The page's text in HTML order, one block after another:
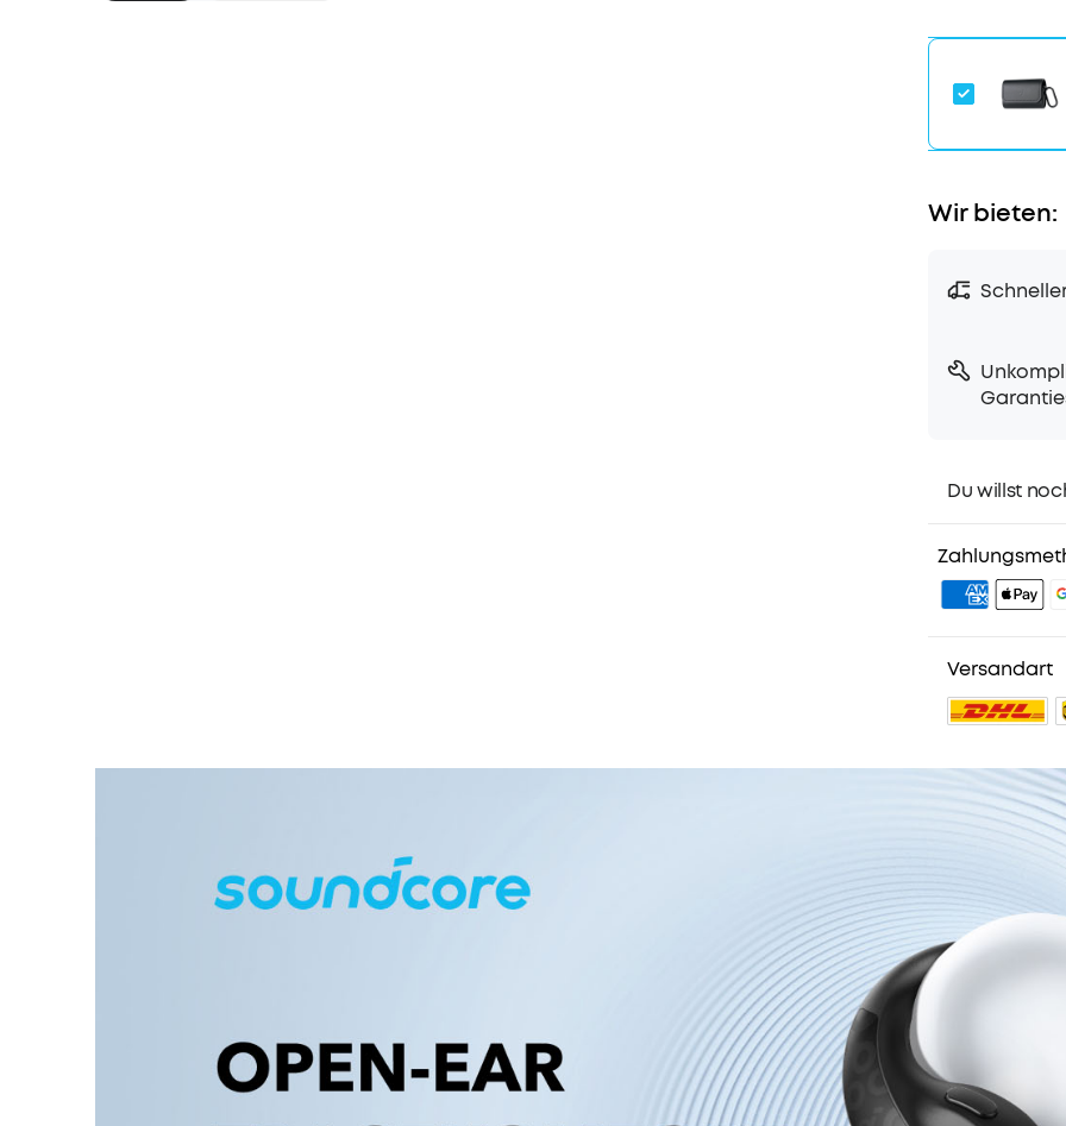
Die
insgesamt
Wir bieten:
Du willst
2. Mitglieder-
3.
4. Weitere
Versandart
55 reviews
149,99€
verfügbar.